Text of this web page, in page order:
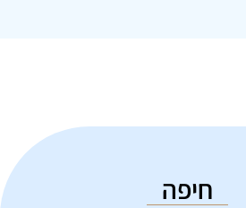
חיפה